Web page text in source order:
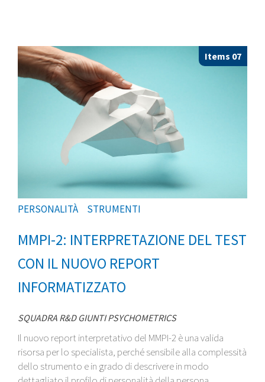
Items 07
PERSONALITÀ STRUMENTI
MMPI-2: INTERPRETAZIONE DEL TEST
CON IL NUOVO REPORT
INFORMATIZZATO
SQUADRA R&D GIUNTI PSYCHOMETRICS
Il nuovo report interpretativo del MMPI-2 è una valida
risorsa per lo specialista, perché sensibile alla complessità
dello strumento e in grado di descrivere in modo